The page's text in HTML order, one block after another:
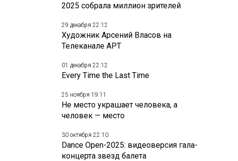
2025 собрала миллион зрителей
29 декабря 22:12
Художник Арсений Власов на
Телеканале АРТ
01 декабря 22:12
Every Time the Last Time
25 ноября 19:11
Не место украшает человека, а
человек — место
30 октября 22:10
Dance Open-2025: видеоверсия гала-
концерта звезд балета